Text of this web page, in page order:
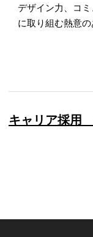
デザイン力、コ
に取り組む熱意の
キャリア採用